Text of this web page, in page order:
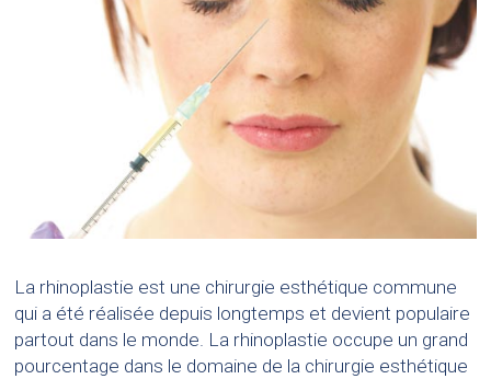
La rhinoplastie est une chirurgie esthétique commune
qui a été réalisée depuis longtemps et devient populaire
partout dans le monde. La rhinoplastie occupe un grand
pourcentage dans le domaine de la chirurgie esthétique